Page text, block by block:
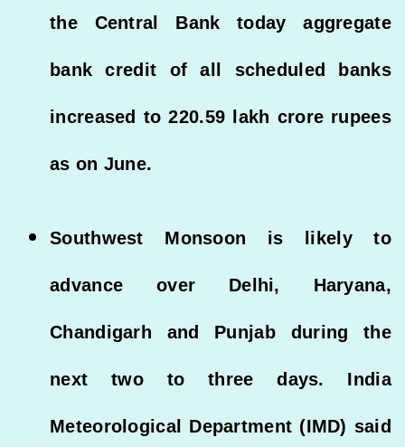
the Central Bank today aggregate
bank credit of all scheduled banks
increased to 220.59 lakh crore rupees
as on June.
Southwest Monsoon is likely to
advance over Delhi, Haryana,
Chandigarh and Punjab during the
next two to three days. India
Meteorological Department (IMD) said